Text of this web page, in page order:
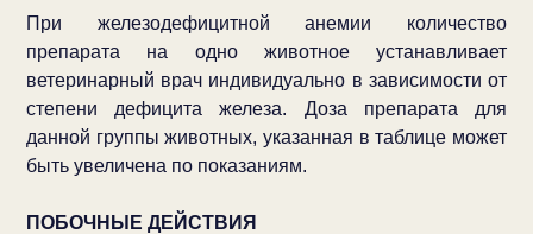
При железодефицитной анемии количество
препарата на одно животное устанавливает
ветеринарный врач индивидуально в зависимости от
степени дефицита железа. Доза препарата для
данной группы животных, указанная в таблице может
быть увеличена по показаниям.
ПОБОЧНЫЕ ДЕЙСТВИЯ